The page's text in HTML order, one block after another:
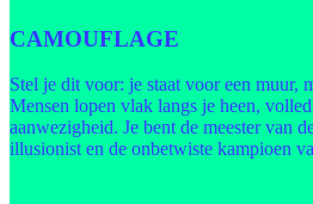
CAMOUFLAGE
Stel je dit voor: je staat voor een muur,
Mensen lopen vlak langs je heen,
aanwezigheid. Je bent de meester van
illusionist en de onbetwiste kampioen